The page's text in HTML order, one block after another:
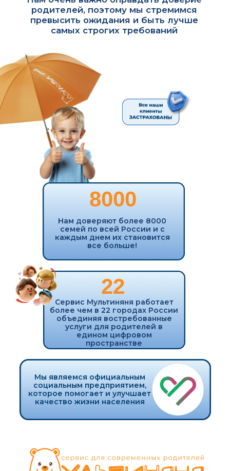
Отслеживаете выполнение
в приложении онлайн
Выбираете нужную вам
услугу
ПОЛУЧИТЬ БОНУСЫ
ПСИХОЛОГИЧЕСКОЕ
ТЕСТИРОВАНИЕ
АНКЕТИРОВАНИЕ
Водительское удостоверение,
наличие штрафов
стрессоустойчивости
Безаварийный стаж минимум 10 лет
Исправное техническое состояние
автомобиля
Отсутствие лишений прав, штрафов за
превышение скорости
Отсутствие судимостей
работы с детьми либо опыт
материнства
Полное отсутствие вредных привычек
Именно поэтому мы разработали
собственную пятиступенчатую систему
отбора кандидатов
СТРОГИЙ ОТБОР